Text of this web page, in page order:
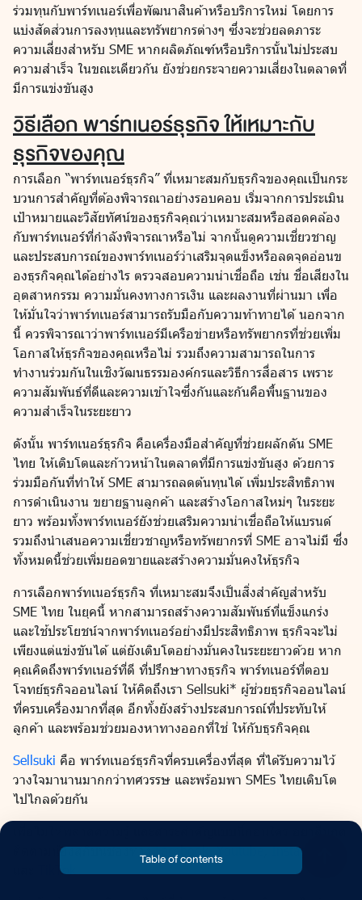
Table of contents
ร่วมทุนกับพาร์ทเนอร์เพื่อพัฒนาสินค้าหรือบริการใหม่ โดยการ
แบ่งสัดส่วนการลงทุนและทรัพยากรต่างๆ ซึ่งจะช่วยลดภาระ
ความเสี่ยงสำหรับ SME หากผลิตภัณฑ์หรือบริการนั้นไม่ประสบ
ความสำเร็จ ในขณะเดียวกัน ยังช่วยกระจายความเสี่ยงในตลาดที่
มีการแข่งขันสูง
วิธีเลือก พาร์ทเนอร์ธุรกิจ ให้เหมาะกับ
ธุรกิจของคุณ
การเลือก “พาร์ทเนอร์ธุรกิจ” ที่เหมาะสมกับธุรกิจของคุณเป็นกระ
บวนการสำคัญที่ต้องพิจารณาอย่างรอบคอบ เริ่มจากการประเมิน
เป้าหมายและวิสัยทัศน์ของธุรกิจคุณว่าเหมาะสมหรือสอดคล้อง
กับพาร์ทเนอร์ที่กำลังพิจารณาหรือไม่ จากนั้นดูความเชี่ยวชาญ
และประสบการณ์ของพาร์ทเนอร์ว่าเสริมจุดแข็งหรือลดจุดอ่อนข
องธุรกิจคุณได้อย่างไร ตรวจสอบความน่าเชื่อถือ เช่น ชื่อเสียงใน
อุตสาหกรรม ความมั่นคงทางการเงิน และผลงานที่ผ่านมา เพื่อ
ให้มั่นใจว่าพาร์ทเนอร์สามารถรับมือกับความท้าทายได้ นอกจาก
นี้ ควรพิจารณาว่าพาร์ทเนอร์มีเครือข่ายหรือทรัพยากรที่ช่วยเพิ่ม
โอกาสให้ธุรกิจของคุณหรือไม่ รวมถึงความสามารถในการ
ทำงานร่วมกันในเชิงวัฒนธรรมองค์กรและวิธีการสื่อสาร เพราะ
ความสัมพันธ์ที่ดีและความเข้าใจซึ่งกันและกันคือพื้นฐานของ
ความสำเร็จในระยะยาว
ดังนั้น พาร์ทเนอร์ธุรกิจ คือเครื่องมือสำคัญที่ช่วยผลักดัน SME
ไทย ให้เติบโตและก้าวหน้าในตลาดที่มีการแข่งขันสูง ด้วยการ
ร่วมมือกันที่ทำให้ SME สามารถลดต้นทุนได้ เพิ่มประสิทธิภาพ
การดำเนินงาน ขยายฐานลูกค้า และสร้างโอกาสใหม่ๆ ในระยะ
ยาว พร้อมทั้งพาร์ทเนอร์ยังช่วยเสริมความน่าเชื่อถือให้แบรนด์
รวมถึงนำเสนอความเชี่ยวชาญหรือทรัพยากรที่ SME อาจไม่มี ซึ่ง
ทั้งหมดนี้ช่วยเพิ่มยอดขายและสร้างความมั่นคงให้ธุรกิจ
การเลือกพาร์ทเนอร์ธุรกิจ ที่เหมาะสมจึงเป็นสิ่งสำคัญสำหรับ
SME ไทย ในยุคนี้ หากสามารถสร้างความสัมพันธ์ที่แข็งแกร่ง
และใช้ประโยชน์จากพาร์ทเนอร์อย่างมีประสิทธิภาพ ธุรกิจจะไม่
เพียงแต่แข่งขันได้ แต่ยังเติบโตอย่างมั่นคงในระยะยาวด้วย หาก
คุณคิดถึงพาร์ทเนอร์ที่ดี ที่ปรึกษาทางธุรกิจ พาร์ทเนอร์ที่ตอบ
โจทย์ธุรกิจออนไลน์ ให้คิดถึงเรา Sellsuki* ผู้ช่วยธุรกิจออนไลน์
ที่ครบเครื่องมากที่สุด อีกทั้งยังสร้างประสบการณ์ที่ประทับให้
ลูกค้า และพร้อมช่วยมองหาทางออกที่ใช่ ให้กับธุรกิจคุณ
Sellsuki คือ พาร์ทเนอร์ธุรกิจที่ครบเครื่องที่สุด ที่ได้รับความไว้
วางใจมานานมากกว่าทศวรรษ และพร้อมพา SMEs ไทยเติบโต
ไปไกลด้วยกัน
ติดตามน้องสุกิบนช่องทางFacebook,Youtube,Instagram
TikTok